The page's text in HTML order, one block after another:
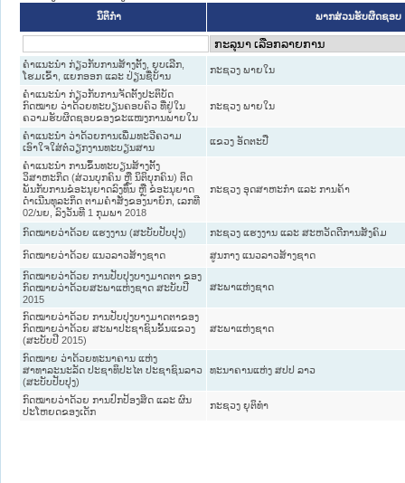
ນິຕິກໍາ ພາກສ່ວນຮັບຜິດຊອບ
ຄຳແນະນຳ ກ່ຽວກັບການສ້າງຕັ້ງ, ຍຸບເລີກ,
ໂຮມເຂົ້າ, ແຍກອອກ ແລະ ປ່ຽນຊື່ບ້ານ
ກະຊວງ ພາຍໃນ
ຄຳແນະນຳ ກ່ຽວກັບການຈັດຕັ້ງປະຕິບັດ
ກົດໝາຍ ວ່າດ້ວຍທະບຽນຄອບຄົວ ທີ່ຢູ່ໃນ
ຄວາມຮັບຜິດຊອບຂອງຂະແໜງການພາຍໃນ
ກະຊວງ ພາຍໃນ
ຄຳແນະນຳ ວ່າດ້ວຍການເພີ່ມທະວີຄວາມ
ເອົາໃຈໃສ່ຕໍ່ວຽກງານທະບຽນສານ
ແຂວງ ອັດຕະປື
ຄຳແນະນຳ ການຂຶ້ນທະບຽນສ້າງຕັ້ງ
ວິສາຫະກິດ (ສ່ວນບຸກຄົນ ຫຼື ນິຕິບຸກຄົນ) ຕິດ
ພັນກັບການຂໍອະນຸຍາດລົງທຶນ ຫຼື ຂໍອະນຸຍາດ
ດຳເນີນທຸລະກິດ ຕາມຄຳສັ່ງຂອງນາຍົກ, ເລກທີ
02/ນຍ, ລົງວັນທີ 1 ກຸມພາ 2018
ກະຊວງ ອຸດສາຫະກຳ ແລະ ການຄ້າ
ກົດໝາຍວ່າດ້ວຍ ແຮງງານ (ສະບັບປັບປຸງ) ກະຊວງ ແຮງງານ ແລະ ສະຫວັດດີການສັງຄົມ
ກົດໝາຍວ່າດ້ວຍ ແນວລາວສ້າງຊາດ
ສູນກາງ ແນວລາວສ້າງຊາດ
ກົດໝາຍວ່າດ້ວຍ ການປັບປຸງບາງມາດຕາ ຂອງ
ກົດໝາຍວ່າດ້ວຍສະພາແຫ່ງຊາດ ສະບັບປີ
2015
ສະພາແຫ່ງຊາດ
ກົດໝາຍວ່າດ້ວຍ ການປັບປຸງບາງມາດຕາຂອງ
ກົດໝາຍວ່າດ້ວຍ ສະພາປະຊາຊົນຂັ້ນແຂວງ
(ສະບັບປີ 2015)
ສະພາແຫ່ງຊາດ
ກົດໝາຍ ວ່າດ້ວຍທະນາຄານ ແຫ່ງ
ສາທາລະນະລັດ ປະຊາທິປະໄຕ ປະຊາຊົນລາວ
(ສະບັບປັບປຸງ)
ທະນາຄານແຫ່ງ ສປປ ລາວ
ກົດໝາຍວ່າດ້ວຍ ການປົກປ້ອງສິດ ແລະ ຜົນ
ປະໂຫຍດຂອງເດັກ
ກະຊວງ ຍຸຕິທໍາ